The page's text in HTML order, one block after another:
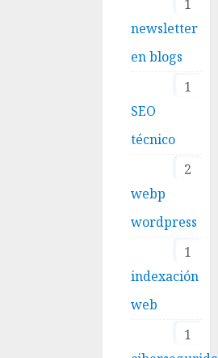
1
newsletter
en blogs
1
SEO
técnico
2
webp
wordpress
1
indexación
web
1